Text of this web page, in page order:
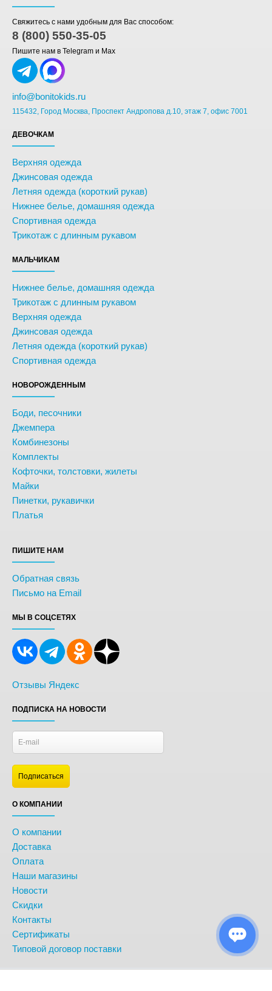
Свяжитесь с нами удобным для Вас способом:
8 (800) 550-35-05
Пишите нам в Telegram и Max
info@bonitokids.ru
115432, Город Москва, Проспект Андропова д.10, этаж 7, офис 7001
ДЕВОЧКАМ
Верхняя одежда
Джинсовая одежда
Летняя одежда (короткий рукав)
Нижнее белье, домашняя одежда
Спортивная одежда
Трикотаж с длинным рукавом
МАЛЬЧИКАМ
Нижнее белье, домашняя одежда
Трикотаж с длинным рукавом
Верхняя одежда
Джинсовая одежда
Летняя одежда (короткий рукав)
Спортивная одежда
НОВОРОЖДЕННЫМ
Боди, песочники
Джемпера
Комбинезоны
Комплекты
Кофточки, толстовки, жилеты
Майки
Пинетки, рукавички
Платья
ПИШИТЕ НАМ
Обратная связь
Письмо на Email
МЫ В СОЦСЕТЯХ
Отзывы Яндекс
ПОДПИСКА НА НОВОСТИ
О КОМПАНИИ
О компании
Доставка
Оплата
Наши магазины
Новости
Скидки
Контакты
Сертификаты
Типовой договор поставки